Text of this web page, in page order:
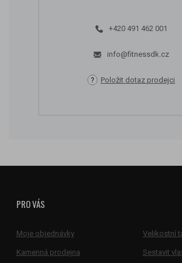
+420 491 462 001
info@fitnessdk.cz
Položit dotaz prodejci
PRO VÁS
Moje objednávky Velikostní
Kamenná prodejna Sestavit